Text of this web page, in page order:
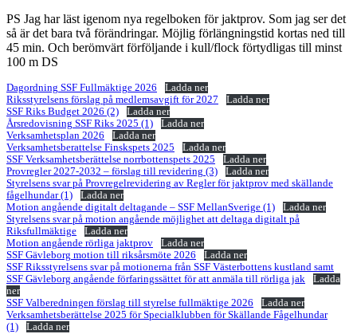
PS Jag har läst igenom nya regelboken för jaktprov. Som jag ser det
så är det bara två förändringar. Möjlig förlängningstid kortas ned till
45 min. Och berömvärt förföljande i kull/flock förtydligas till minst
100 m DS
Dagordning SSF Fullmäktige 2026
Ladda ner
Riksstyrelsens förslag på medlemsavgift för 2027
Ladda ner
SSF Riks Budget 2026 (2)
Ladda ner
Årsredovisning SSF Riks 2025 (1)
Ladda ner
Verksamhetsplan 2026
Ladda ner
Verksamhetsberattelse Finskspets 2025
Ladda ner
SSF Verksamhetsberättelse norrbottenspets 2025
Ladda ner
Provregler 2027-2032 – förslag till revidering (3)
Ladda ner
Styrelsens svar på Provregelrevidering av Regler för jaktprov med skällande
fågelhundar (1)
Ladda ner
Motion angående digitalt deltagande – SSF MellanSverige (1)
Ladda ner
Styrelsens svar på motion angående möjlighet att deltaga digitalt på
Riksfullmäktige
Ladda ner
Motion angående rörliga jaktprov
Ladda ner
SSF Gävleborg motion till riksårsmöte 2026
Ladda ner
SSF Riksstyrelsens svar på motionerna från SSF Västerbottens kustland samt
SSF Gävleborg angående förfaringssättet för att anmäla till rörliga jak
Ladda
ner
SSF Valberedningen förslag till styrelse fullmäktige 2026
Ladda ner
Verksamhetsberättelse 2025 för Specialklubben för Skällande Fågelhundar
(1)
Ladda ner